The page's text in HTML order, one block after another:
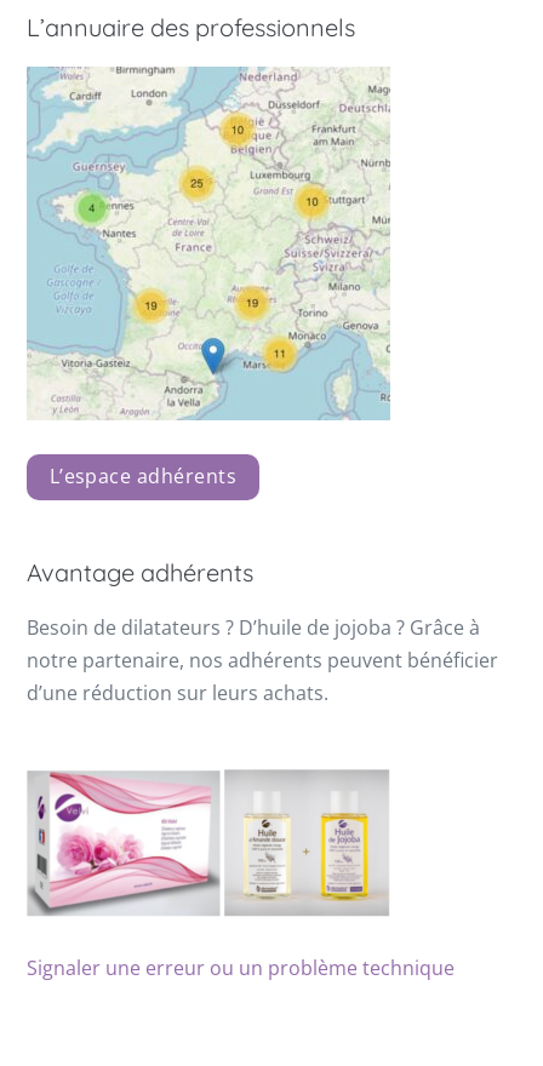
L’annuaire des professionnels
L’espace adhérents
Avantage adhérents
Besoin de dilatateurs ? D’huile de jojoba ? Grâce à
notre partenaire, nos adhérents peuvent bénéficier
d’une réduction sur leurs achats.
Signaler une erreur ou un problème technique